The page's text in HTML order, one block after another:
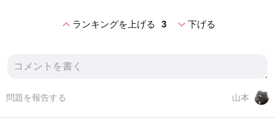
expand_lessランキングを上げる 3 expand_more下げる
山本
問題を報告する